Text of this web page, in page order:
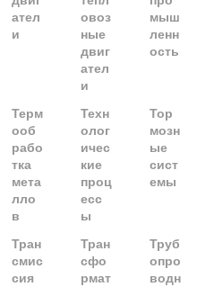
ател
и
овоз
ные
двиг
ател
и
мыш
ленн
ость
Терм
ооб
рабо
тка
мета
лло
в
Техн
олог
ичес
кие
проц
есс
ы
Тор
мозн
ые
сист
емы
Тран
смис
сия
Тран
сфо
рмат
Труб
опро
водн